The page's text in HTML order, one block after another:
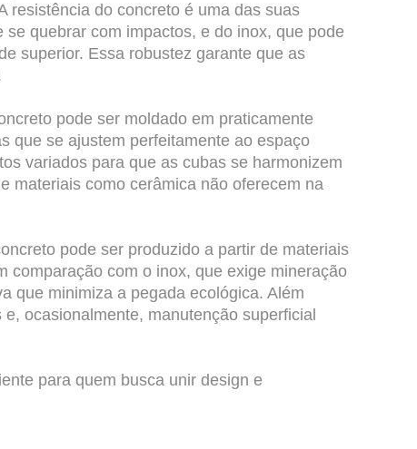
resistência do concreto é uma das suas
quebrar com impactos, e do inox, que pode
superior. Essa robustez garante que as
pode ser moldado em praticamente
que se ajustem perfeitamente ao espaço
variados para que as cubas se harmonizem
materiais como cerâmica não oferecem na
pode ser produzido a partir de materiais
comparação com o inox, que exige mineração
que minimiza a pegada ecológica. Além
ocasionalmente, manutenção superficial
para quem busca unir design e